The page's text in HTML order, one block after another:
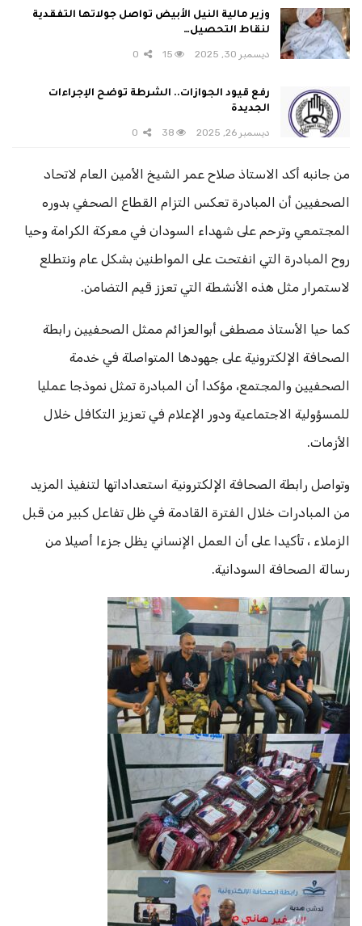
وزير مالية النيل الأبيض تواصل جولاتها التفقدية
لنقاط التحصيل…
ديسمبر 30, 2025 15
رفع قيود الجوازات.. الشرطة توضح الإجراءات
الجديدة
ديسمبر 26, 2025 38
من جانبه أكد الاستاذ صلاح عمر الشيخ الأمين العام لاتحاد
الصحفيين أن المبادرة تعكس التزام القطاع الصحفي بدوره
المجتمعي وترحم على شهداء السودان في معركة الكرامة وحيا
روح المبادرة التي انفتحت على المواطنين بشكل عام ونتطلع
لاستمرار مثل هذه الأنشطة التي تعزز قيم التضامن.
كما حيا الأستاذ مصطفى أبوالعزائم ممثل الصحفيين رابطة
الصحافة الإلكترونية على جهودها المتواصلة في خدمة
الصحفيين والمجتمع، مؤكدا أن المبادرة تمثل نموذجا عمليا
للمسؤولية الاجتماعية ودور الإعلام في تعزيز التكافل خلال
الأزمات.
وتواصل رابطة الصحافة الإلكترونية استعداداتها لتنفيذ المزيد
من المبادرات خلال الفترة القادمة في ظل تفاعل كبير من قبل
الزملاء ، تأكيدا على أن العمل الإنساني يظل جزءا أصيلا من
رسالة الصحافة السودانية.